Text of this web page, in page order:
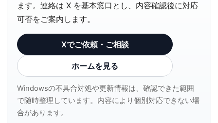
ます。連絡は X を基本窓口とし、内容確認後に対応
可否をご案内します。
Xでご依頼・ご相談
ホームを見る
Windowsの不具合対処や更新情報は、確認できた範囲
で随時整理しています。内容により個別対応できない場
合があります。